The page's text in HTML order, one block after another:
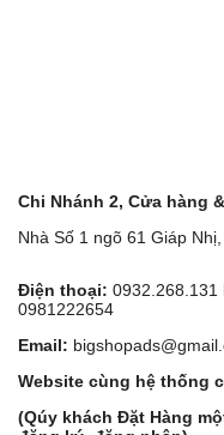
Chi Nhánh 2, Cửa hàng
Nhà Số 1 ngõ 61 Giáp
Điện thoại: 0932.268.131
0981222654
Email:
Website cùng hệ thống
(Qúy khách Đặt Hàng